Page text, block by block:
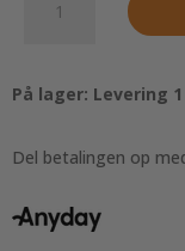
skygge
ideal
sommeren
antal
På lager: Levering
Del betalingen op